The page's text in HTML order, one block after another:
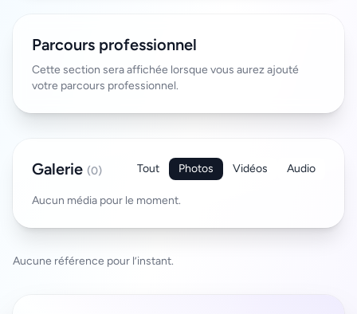
Parcours professionnel
Cette section sera affichée lorsque vous aurez ajouté
votre parcours professionnel.
Galerie (0) Tout Photos Vidéos Audio
Aucun média pour le moment.
Aucune référence pour l’instant.